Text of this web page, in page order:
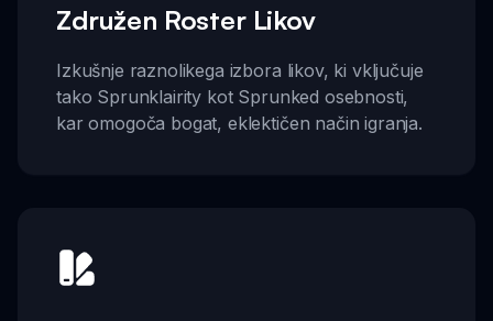
Združen Roster Likov
Izkušnje raznolikega izbora likov, ki vključuje
tako Sprunklairity kot Sprunked osebnosti,
kar omogoča bogat, eklektičen način igranja.